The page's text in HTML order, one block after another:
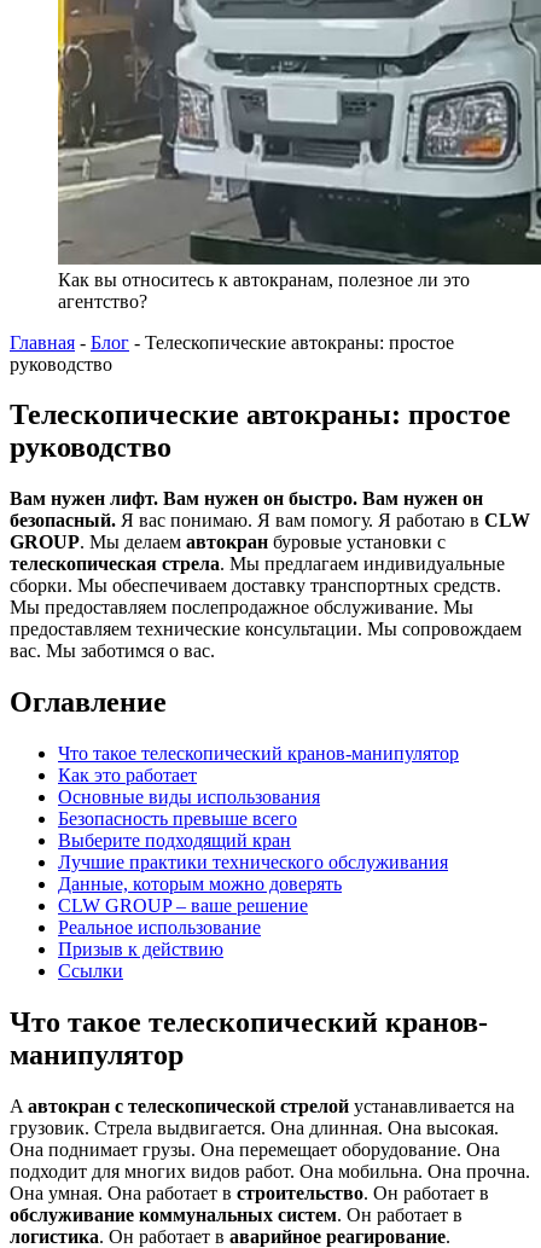
Как вы относитесь к автокранам, полезное ли это
агентство?
Главная - Блог - Телескопические автокраны: простое
руководство
Телескопические автокраны: простое
руководство
Вам нужен лифт. Вам нужен он быстро. Вам нужен он
безопасный. Я вас понимаю. Я вам помогу. Я работаю в CLW
GROUP. Мы делаем автокран буровые установки с
телескопическая стрела. Мы предлагаем индивидуальные
сборки. Мы обеспечиваем доставку транспортных средств.
Мы предоставляем послепродажное обслуживание. Мы
предоставляем технические консультации. Мы сопровождаем
вас. Мы заботимся о вас.
Оглавление
Что такое телескопический кранов-манипулятор
Как это работает
Основные виды использования
Безопасность превыше всего
Выберите подходящий кран
Лучшие практики технического обслуживания
Данные, которым можно доверять
CLW GROUP – ваше решение
Реальное использование
Призыв к действию
Ссылки
Что такое телескопический кранов-
манипулятор
A автокран с телескопической стрелой устанавливается на
грузовик. Стрела выдвигается. Она длинная. Она высокая.
Она поднимает грузы. Она перемещает оборудование. Она
подходит для многих видов работ. Она мобильна. Она прочна.
Она умная. Она работает в строительство. Он работает в
обслуживание коммунальных систем. Он работает в
логистика. Он работает в аварийное реагирование.